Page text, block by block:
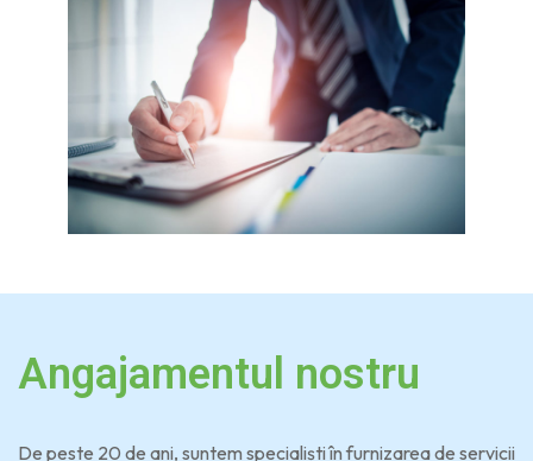
Angajamentul nostru
De peste 20 de ani, suntem specialiști în furnizarea de servicii